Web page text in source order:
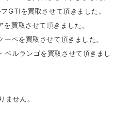
GTIを買取させて頂きました。
を買取させて頂きました。
ーペを買取させて頂きました。
ベルランゴを買取させて頂きまし
ません。